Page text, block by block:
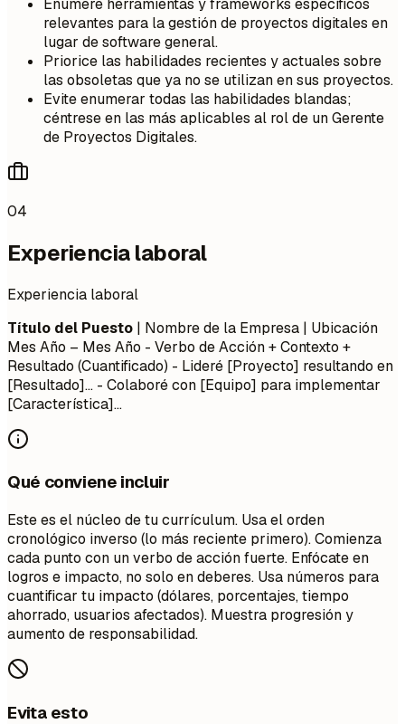
Enumere herramientas y frameworks específicos
relevantes para la gestión de proyectos digitales en
lugar de software general.
Priorice las habilidades recientes y actuales sobre
las obsoletas que ya no se utilizan en sus proyectos.
Evite enumerar todas las habilidades blandas;
céntrese en las más aplicables al rol de un Gerente
de Proyectos Digitales.
04
Experiencia laboral
Experiencia laboral
Título del Puesto | Nombre de la Empresa | Ubicación
Mes Año – Mes Año - Verbo de Acción + Contexto +
Resultado (Cuantificado) - Lideré [Proyecto] resultando en
[Resultado]... - Colaboré con [Equipo] para implementar
[Característica]...
Qué conviene incluir
Este es el núcleo de tu currículum. Usa el orden
cronológico inverso (lo más reciente primero). Comienza
cada punto con un verbo de acción fuerte. Enfócate en
logros e impacto, no solo en deberes. Usa números para
cuantificar tu impacto (dólares, porcentajes, tiempo
ahorrado, usuarios afectados). Muestra progresión y
aumento de responsabilidad.
Evita esto